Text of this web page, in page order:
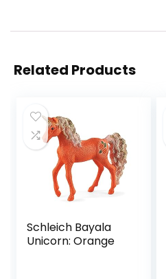
Related Products
Schleich Bayala
Unicorn: Orange